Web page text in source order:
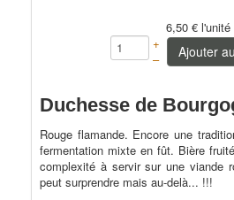
6,50 € l'unité
+
–
Ajouter
Duchesse de
Rouge flamande. Encore une
fermentation mixte en fût. Bière
complexité à servir sur une viande
peut surprendre mais au-delà... !!!